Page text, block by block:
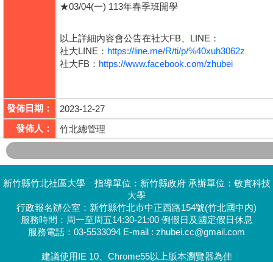
★03/04(一) 113年春季班開學
以上詳細內容會公告在社大FB、LINE：
社大LINE： https://line.me/R/ti/p/%40xuh3062z
社大FB： https://www.facebook.com/zhubei
發佈日期： 2023-12-27
發佈人： 竹北總管理
新竹縣竹北社區大學 指導單位：新竹縣政府 承辦單位：敏實科技
大學
行政報名辦公室：新竹縣竹北市中正西路154號(竹北國中內)
服務時間：周一至周五14:30-21:00 例假日及國定假日休息
服務電話：03-5533094 E-mail : zhubei.cc@gmail.com
建議使用IE 10、Chrome55以上版本瀏覽器為佳